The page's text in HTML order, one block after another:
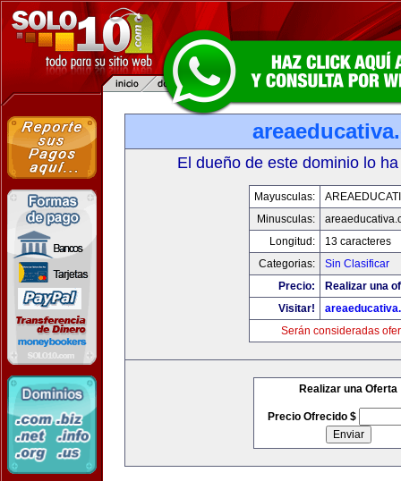
El dueño de este dominio lo
Mayusculas:
Minusculas:
Longitud:
13 caracteres
Categorias:
Sin Clasificar
Precio:
Realizar una
Visitar!
Serán consideradas
Realizar una Oferta
Precio Ofrecido $